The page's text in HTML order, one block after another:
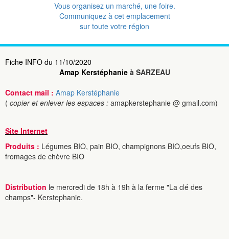
Vous organisez un marché, une foire.
Communiquez à cet emplacement
sur toute votre région
Fiche INFO du 11/10/2020
Amap Kerstéphanieà SARZEAU
Contact mail : Amap Kerstéphanie
( copier et enlever les espaces : amapkerstephanie @ gmail.com)
Site Internet
Produits : Légumes BIO, pain BIO, champignons BIO,oeufs BIO,
fromages de chèvre BIO
Distribution le mercredi de 18h à 19h à la ferme "La clé des
champs"- Kerstephanie.